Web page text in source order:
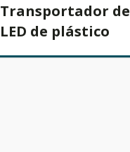
Transportador
LED de plástico